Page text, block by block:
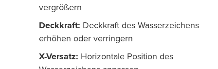
vergrößern
Deckkraft: Deckkraft des Wasserzeichens
erhöhen oder verringern
X-Versatz: Horizontale Position des